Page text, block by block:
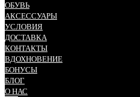
ОБУВЬ
АКСЕССУАРЫ
УСЛОВИЯ
ДОСТАВКА
КОНТАКТЫ
ВДОХНОВЕНИЕ
БОНУСЫ
БЛОГ
О НАС